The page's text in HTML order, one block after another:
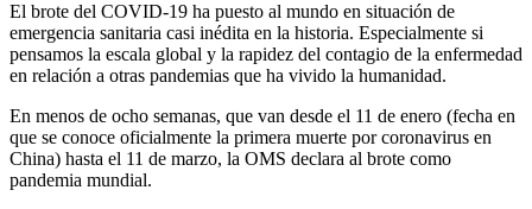
El brote del COVID-19 ha puesto al mundo en situación de
emergencia sanitaria casi inédita en la historia. Especialmente si
pensamos la escala global y la rapidez del contagio de la enfermedad
en relación a otras pandemias que ha vivido la humanidad.
En menos de ocho semanas, que van desde el 11 de enero (fecha en
que se conoce oficialmente la primera muerte por coronavirus en
China) hasta el 11 de marzo, la OMS declara al brote como
pandemia mundial.